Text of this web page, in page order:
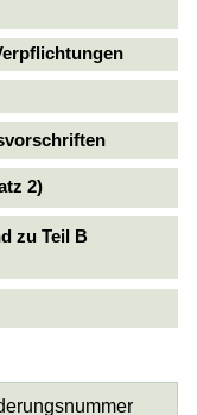
2)
zu Teil B